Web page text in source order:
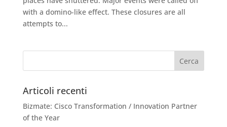
with a domino-like effect. These closures are all
attempts to...
Articoli recenti
Bizmate: Cisco Transformation / Innovation Partner
of the Year